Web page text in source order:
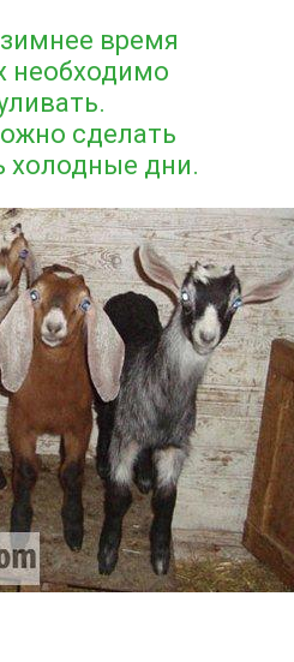
время
необходимо
сделать
холодные дни.